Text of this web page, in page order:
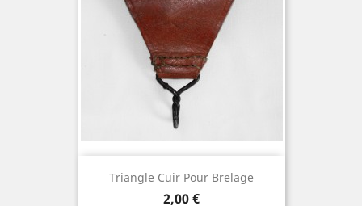
Triangle Cuir Pour Brelage
Prix
2,00 €